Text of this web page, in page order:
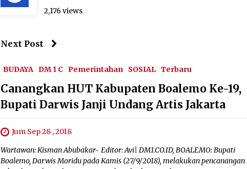
2,176 views
Next Post
BUDAYA DM 1 C Pemerintahan SOSIAL Terbaru
Canangkan HUT Kabupaten Boalemo Ke-19,
Bupati Darwis Janji Undang Artis Jakarta
Jum Sep 28 , 2018
Wartawan: Kisman Abubakar~ Editor: Avi| DM1.CO.ID, BOALEMO: Bupati
Boalemo, Darwis Moridu pada Kamis (27/9/2018), melakukan pencanangan